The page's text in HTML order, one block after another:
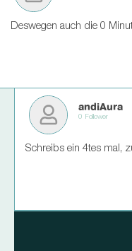
Deswegen auch die 0
andiAura
0 Follower
Schreibs ein 4tes mal,